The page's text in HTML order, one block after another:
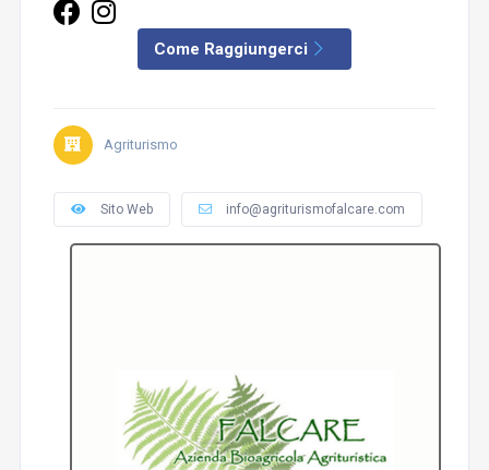
Come Raggiungerci
Agriturismo
Sito Web info@agriturismofalcare.com